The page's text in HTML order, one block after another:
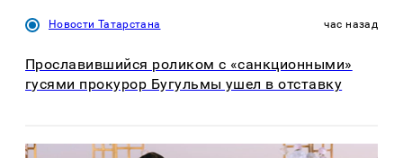
Новости Татарстана час назад
Прославившийся роликом с «санкционными»
гусями прокурор Бугульмы ушел в отставку